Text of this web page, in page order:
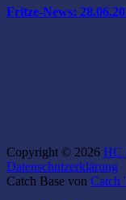
Fritze-News:
Copyright © 2026 HC
Datenschutzerklärung
Catch Base von Catch